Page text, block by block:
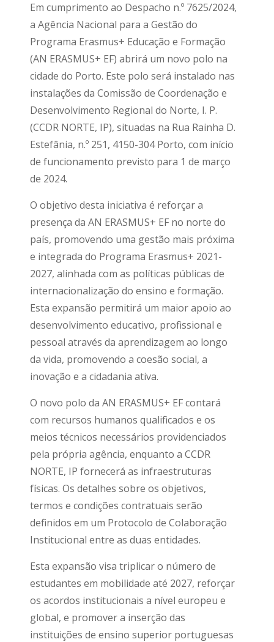
Em cumprimento ao Despacho n.º 7625/2024,
a Agência Nacional para a Gestão do
Programa Erasmus+ Educação e Formação
(AN ERASMUS+ EF) abrirá um novo polo na
cidade do Porto. Este polo será instalado nas
instalações da Comissão de Coordenação e
Desenvolvimento Regional do Norte, I. P.
(CCDR NORTE, IP), situadas na Rua Rainha D.
Estefânia, n.º 251, 4150-304 Porto, com início
de funcionamento previsto para 1 de março
de 2024.
O objetivo desta iniciativa é reforçar a
presença da AN ERASMUS+ EF no norte do
país, promovendo uma gestão mais próxima
e integrada do Programa Erasmus+ 2021-
2027, alinhada com as políticas públicas de
internacionalização do ensino e formação.
Esta expansão permitirá um maior apoio ao
desenvolvimento educativo, profissional e
pessoal através da aprendizagem ao longo
da vida, promovendo a coesão social, a
inovação e a cidadania ativa.
O novo polo da AN ERASMUS+ EF contará
com recursos humanos qualificados e os
meios técnicos necessários providenciados
pela própria agência, enquanto a CCDR
NORTE, IP fornecerá as infraestruturas
físicas. Os detalhes sobre os objetivos,
termos e condições contratuais serão
definidos em um Protocolo de Colaboração
Institucional entre as duas entidades.
Esta expansão visa triplicar o número de
estudantes em mobilidade até 2027, reforçar
os acordos institucionais a nível europeu e
global, e promover a inserção das
instituições de ensino superior portuguesas